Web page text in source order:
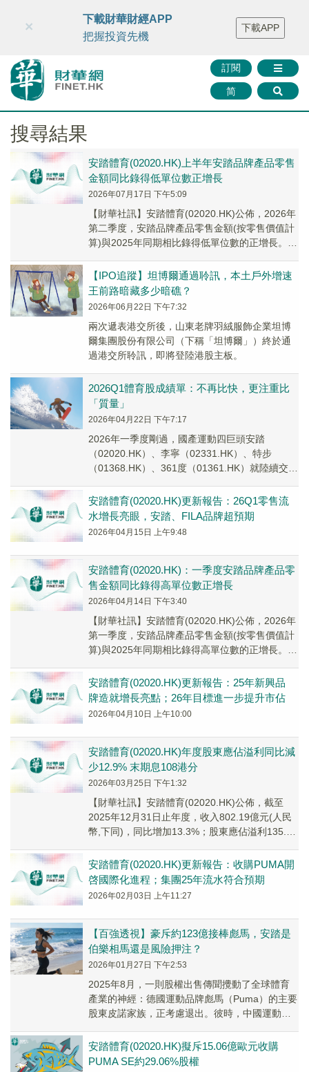
財華智庫網 FINTV FINMETA 財華證券 媒體矩陣
智庫沙龍
聯絡我們
訂閱
简
×
下載財華財經APP
把握投資先機
下載APP
搜尋結果
安踏體育(02020.HK)上半年安踏品牌產品零售
金額同比錄得低單位數正增長
2026年07月17日 下午5:09
【財華社訊】安踏體育(02020.HK)公佈，2026年
第二季度，安踏品牌產品零售金額(按零售價值計
算)與2025年同期相比錄得低單位數的正增長。
【IPO追蹤】坦博爾通過聆訊，本土戶外增速
王前路暗藏多少暗礁？
2026年06月22日 下午7:32
兩次遞表港交所後，山東老牌羽絨服飾企業坦博
爾集團股份有限公司（下稱「坦博爾」）終於通
過港交所聆訊，即將登陸港股主板。
2026Q1體育股成績單：不再比快，更注重比
「質量」
2026年04月22日 下午7:17
2026年一季度剛過，國產運動四巨頭安踏
（02020.HK）、李寧（02331.HK）、特步
（01368.HK）、361度（01361.HK）就陸續交出
安踏體育(02020.HK)更新報告：26Q1零售流
水增長亮眼，安踏、FILA品牌超預期
2026年04月15日 上午9:48
安踏體育(02020.HK)：一季度安踏品牌產品零
售金額同比錄得高單位數正增長
2026年04月14日 下午3:40
​【財華社訊】安踏體育(02020.HK)公佈，2026年
第一季度，安踏品牌產品零售金額(按零售價值計
算)與2025年同期相比錄得高單位數的正增長。
安踏體育(02020.HK)更新報告：25年新興品
牌造就增長亮點；26年目標進一步提升市佔
2026年04月10日 上午10:00
安踏體育(02020.HK)年度股東應佔溢利同比減
少12.9% 末期息108港分
2026年03月25日 下午1:32
【財華社訊】安踏體育(02020.HK)公佈，截至
2025年12月31日止年度，收入802.19億元(人民
幣,下同)，同比增加13.3%；股東應佔溢利135.88
安踏體育(02020.HK)更新報告：收購PUMA開
啓國際化進程；集團25年流水符合預期
2026年02月03日 上午11:27
【百強透視】豪斥約123億接棒彪馬，安踏是
伯樂相馬還是風險押注？
2026年01月27日 下午2:53
2025年8月，一則股權出售傳聞攪動了全球體育
產業的神經：德國運動品牌彪馬（Puma）的主要
股東皮諾家族，正考慮退出。彼時，中國運動品
安踏體育(02020.HK)擬斥15.06億歐元收購
PUMA SE約29.06%股權